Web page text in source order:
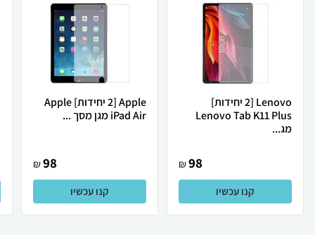
Lenovo [2 יחידות]
Lenovo Tab K11 Plus
מג...
98
₪
קנו עכשיו
Apple [2 יחידות] Apple
iPad Air מגן מסך ...
98
₪
קנו עכשיו